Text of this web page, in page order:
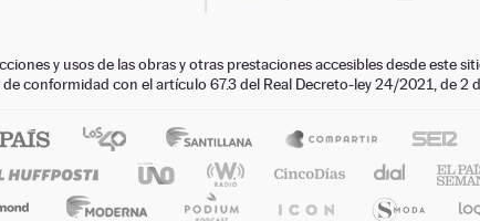
y usos de las obras y otras prestaciones accesibles desde
de conformidad con el artículo 67.3 del Real Decreto-ley 24/2021, de 2